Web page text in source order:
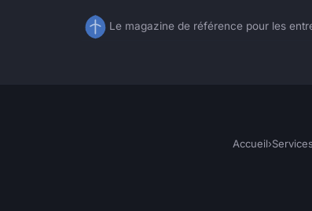
Le magazine de référence pour les
Accueil›Services